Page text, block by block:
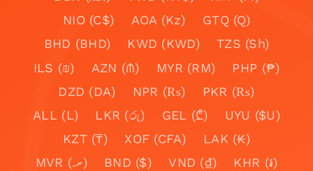
NIO (C$)
AOA (Kz)
GTQ (Q)
BHD (BHD)
KWD (KWD)
TZS (Sh)
ILS (₪)
AZN (₼) MYR (RM)
PHP (₱)
DZD (DA)
NPR (₨)
PKR (₨)
ALL (L)
LKR (රු) GEL (₾)
UYU ($U)
KZT (₸)
XOF (CFA)
LAK (₭)
MVR (.ރ)
BND ($) VND (₫)
KHR (៛)